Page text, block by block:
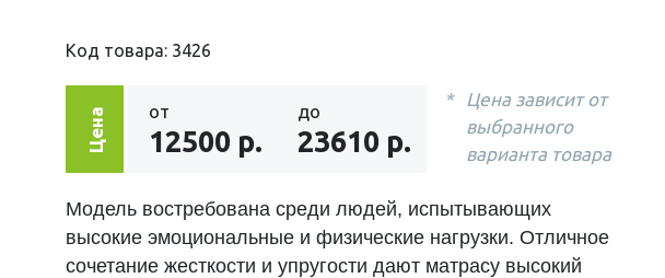
Код товара: 3426
Цена от
12500 р.
до
23610 р.
Цена зависит от
выбранного
варианта товара
Модель востребована среди людей, испытывающих
высокие эмоциональные и физические нагрузки. Отличное
сочетание жесткости и упругости дают матрасу высокий